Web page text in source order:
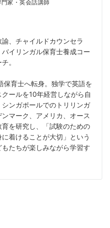
家・英会話講師
、チャイルドカウンセラ
イリンガル保育士養成コー
。
育士へ転身。独学で英語を
ールを10年経営しながら自
ンガポールでのトリリンガ
マーク、アメリカ、オース
を研究し、「試験のための
着けることが大切」という
たちが楽しみながら学習す